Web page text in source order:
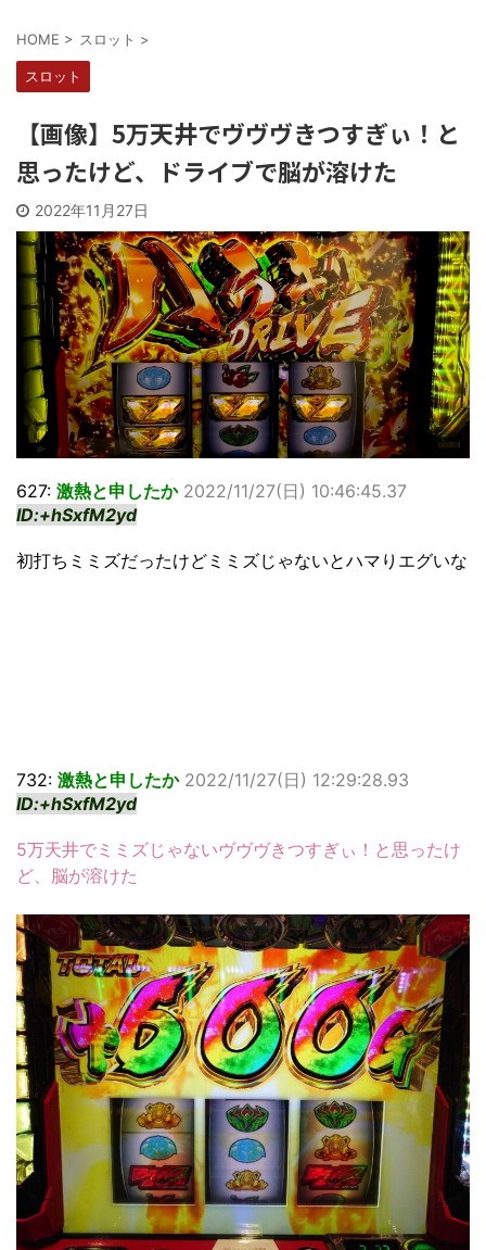
HOME > スロット >
スロット
【画像】5万天井でヴヴヴきつすぎぃ！と
思ったけど、ドライブで脳が溶けた
2022年11月27日
627: 激熱と申したか 2022/11/27(日) 10:46:45.37
ID:+hSxfM2yd
初打ちミミズだったけどミミズじゃないとハマりエグいな
732: 激熱と申したか 2022/11/27(日) 12:29:28.93
ID:+hSxfM2yd
5万天井でミミズじゃないヴヴヴきつすぎぃ！と思ったけ
ど、脳が溶けた